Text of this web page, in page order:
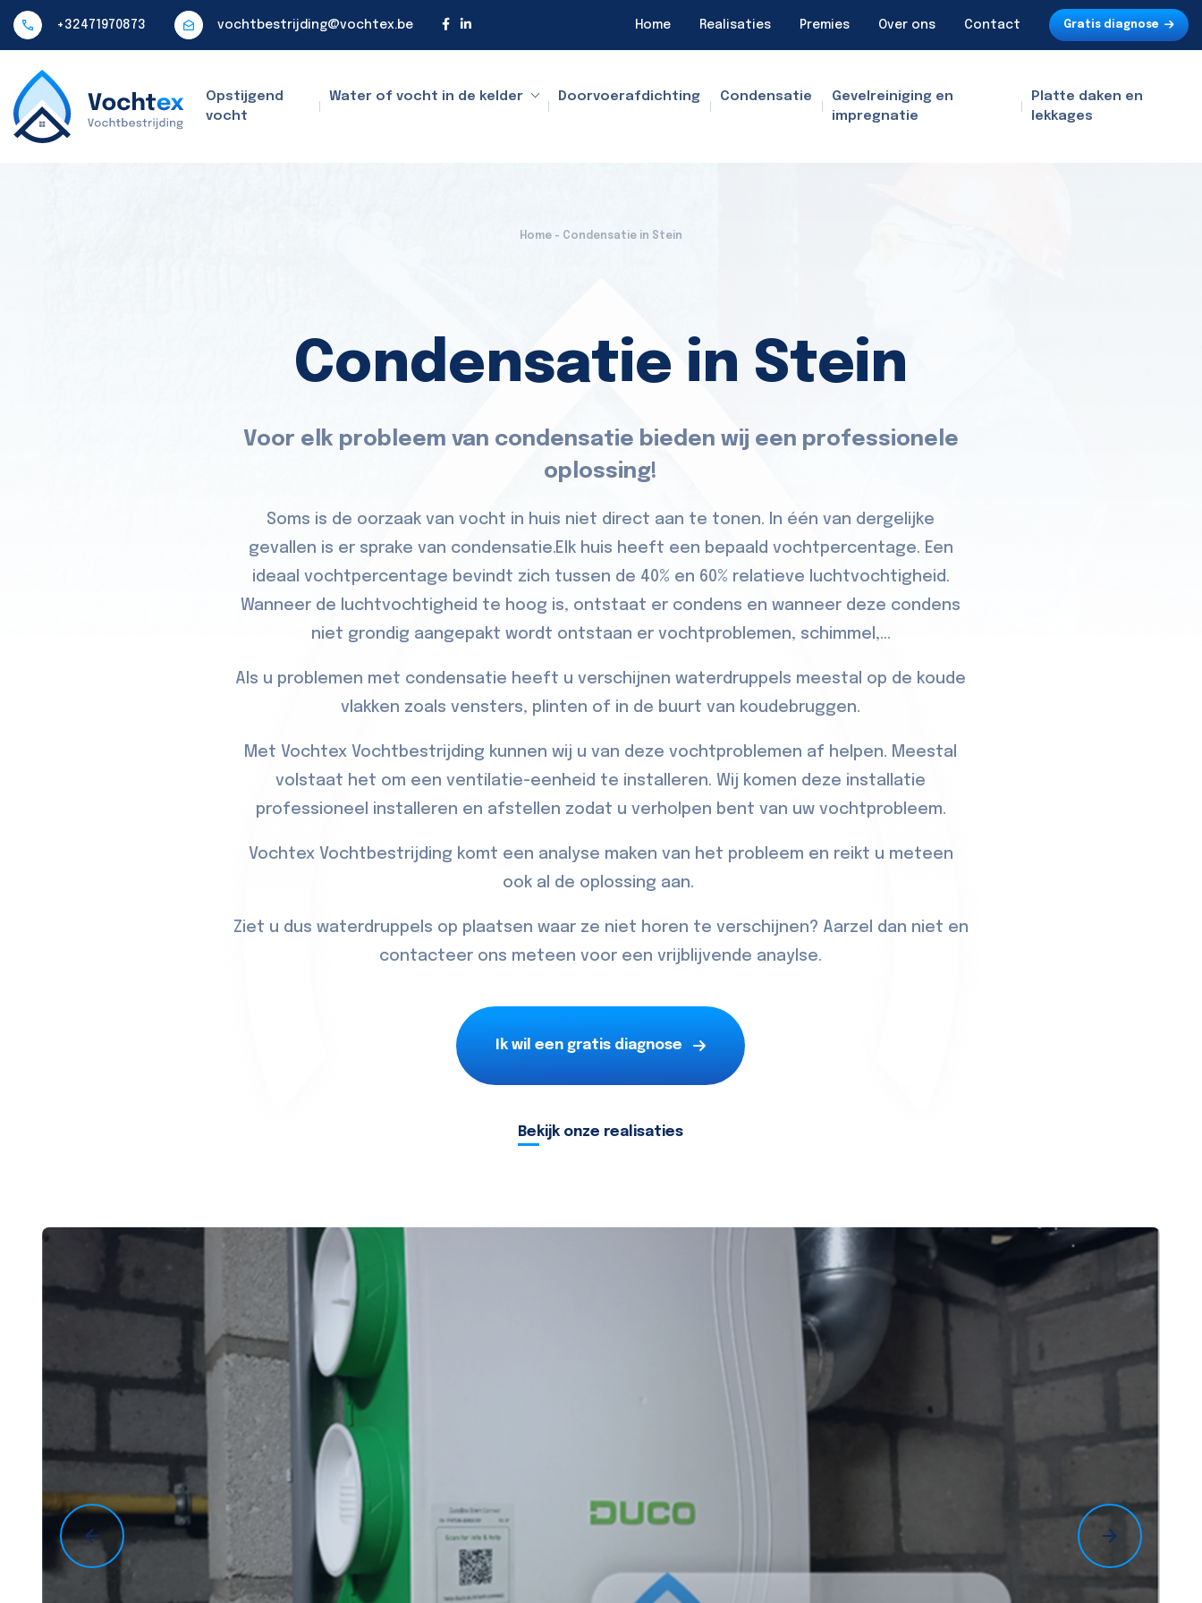
+32471970873 vochtbestrijding@vochtex.be Home Realisaties Premies Over ons Contact Gratis diagnose
Opstijgend
vocht
Water of vocht in de kelder Doorvoerafdichting Condensatie
Gevelreiniging en
impregnatie
Platte daken en
lekkages
Home - Condensatie in Stein
Condensatie in Stein
Voor elk probleem van condensatie bieden wij een professionele
oplossing!
Soms is de oorzaak van vocht in huis niet direct aan te tonen. In één van dergelijke
gevallen is er sprake van condensatie.Elk huis heeft een bepaald vochtpercentage. Een
ideaal vochtpercentage bevindt zich tussen de 40% en 60% relatieve luchtvochtigheid.
Wanneer de luchtvochtigheid te hoog is, ontstaat er condens en wanneer deze condens
niet grondig aangepakt wordt ontstaan er vochtproblemen, schimmel,...
Als u problemen met condensatie heeft u verschijnen waterdruppels meestal op de koude
vlakken zoals vensters, plinten of in de buurt van koudebruggen.
Met Vochtex Vochtbestrijding kunnen wij u van deze vochtproblemen af helpen. Meestal
volstaat het om een ventilatie-eenheid te installeren. Wij komen deze installatie
professioneel installeren en afstellen zodat u verholpen bent van uw vochtprobleem.
Vochtex Vochtbestrijding komt een analyse maken van het probleem en reikt u meteen
ook al de oplossing aan.
Ziet u dus waterdruppels op plaatsen waar ze niet horen te verschijnen? Aarzel dan niet en
contacteer ons meteen voor een vrijblijvende anaylse.
Ik wil een gratis diagnose
Bekijk onze realisaties